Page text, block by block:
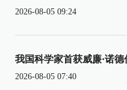
2026-08-05 09:24
我国科学家首获威廉·诺德
2026-08-05 07:40